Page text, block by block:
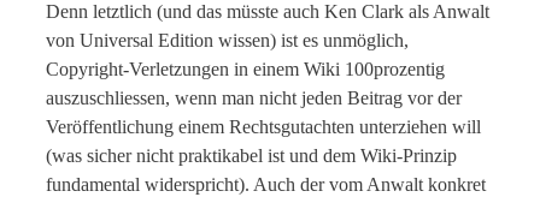
Denn letztlich (und das müsste auch Ken Clark als Anwalt
von Universal Edition wissen) ist es unmöglich,
Copyright-Verletzungen in einem Wiki 100prozentig
auszuschliessen, wenn man nicht jeden Beitrag vor der
Veröffentlichung einem Rechtsgutachten unterziehen will
(was sicher nicht praktikabel ist und dem Wiki-Prinzip
fundamental widerspricht). Auch der vom Anwalt konkret